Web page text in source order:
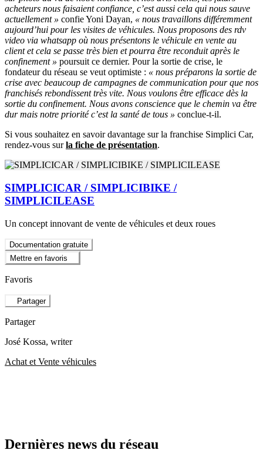
acheteurs nous faisaient confiance, c’est aussi cela qui nous sauve
actuellement » confie Yoni Dayan, « nous travaillons différemment
aujourd’hui pour les visites de véhicules. Nous proposons des rdv
video via whatsapp où nous présentons le véhicule en vente au
client et cela se passe très bien et pourra être reconduit après le
confinement » poursuit ce dernier. Pour la sortie de crise, le
fondateur du réseau se veut optimiste : « nous préparons la sortie de
crise avec beaucoup de campagnes de communication pour que nos
franchisés rebondissent très vite. Nous voulons être efficace dès la
sortie du confinement. Nous avons conscience que le chemin va être
dur mais notre priorité c’est la santé de tous » conclue-t-il.
Si vous souhaitez en savoir davantage sur la franchise Simplici Car,
rendez-vous surla fiche de présentation.
SIMPLICICAR / SIMPLICIBIKE /
SIMPLICILEASE
Un concept innovant de vente de véhicules et deux roues
Documentation gratuite
Mettre en favoris
Favoris
Partager
Partager
José Kossa, writer
Achat et Vente véhicules
Dernières news du réseau